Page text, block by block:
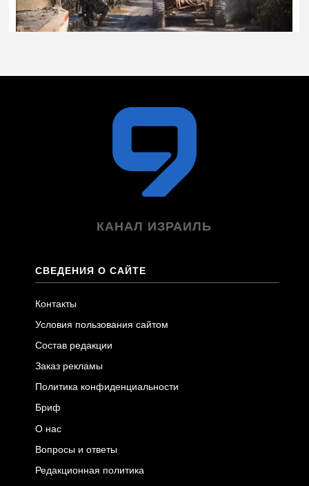
КАНАЛ ИЗРАИЛЬ
СВЕДЕНИЯ О САЙТЕ
Контакты
Условия пользования сайтом
Состав редакции
Заказ рекламы
Политика конфиденциальности
Бриф
О нас
Вопросы и ответы
Редакционная политика